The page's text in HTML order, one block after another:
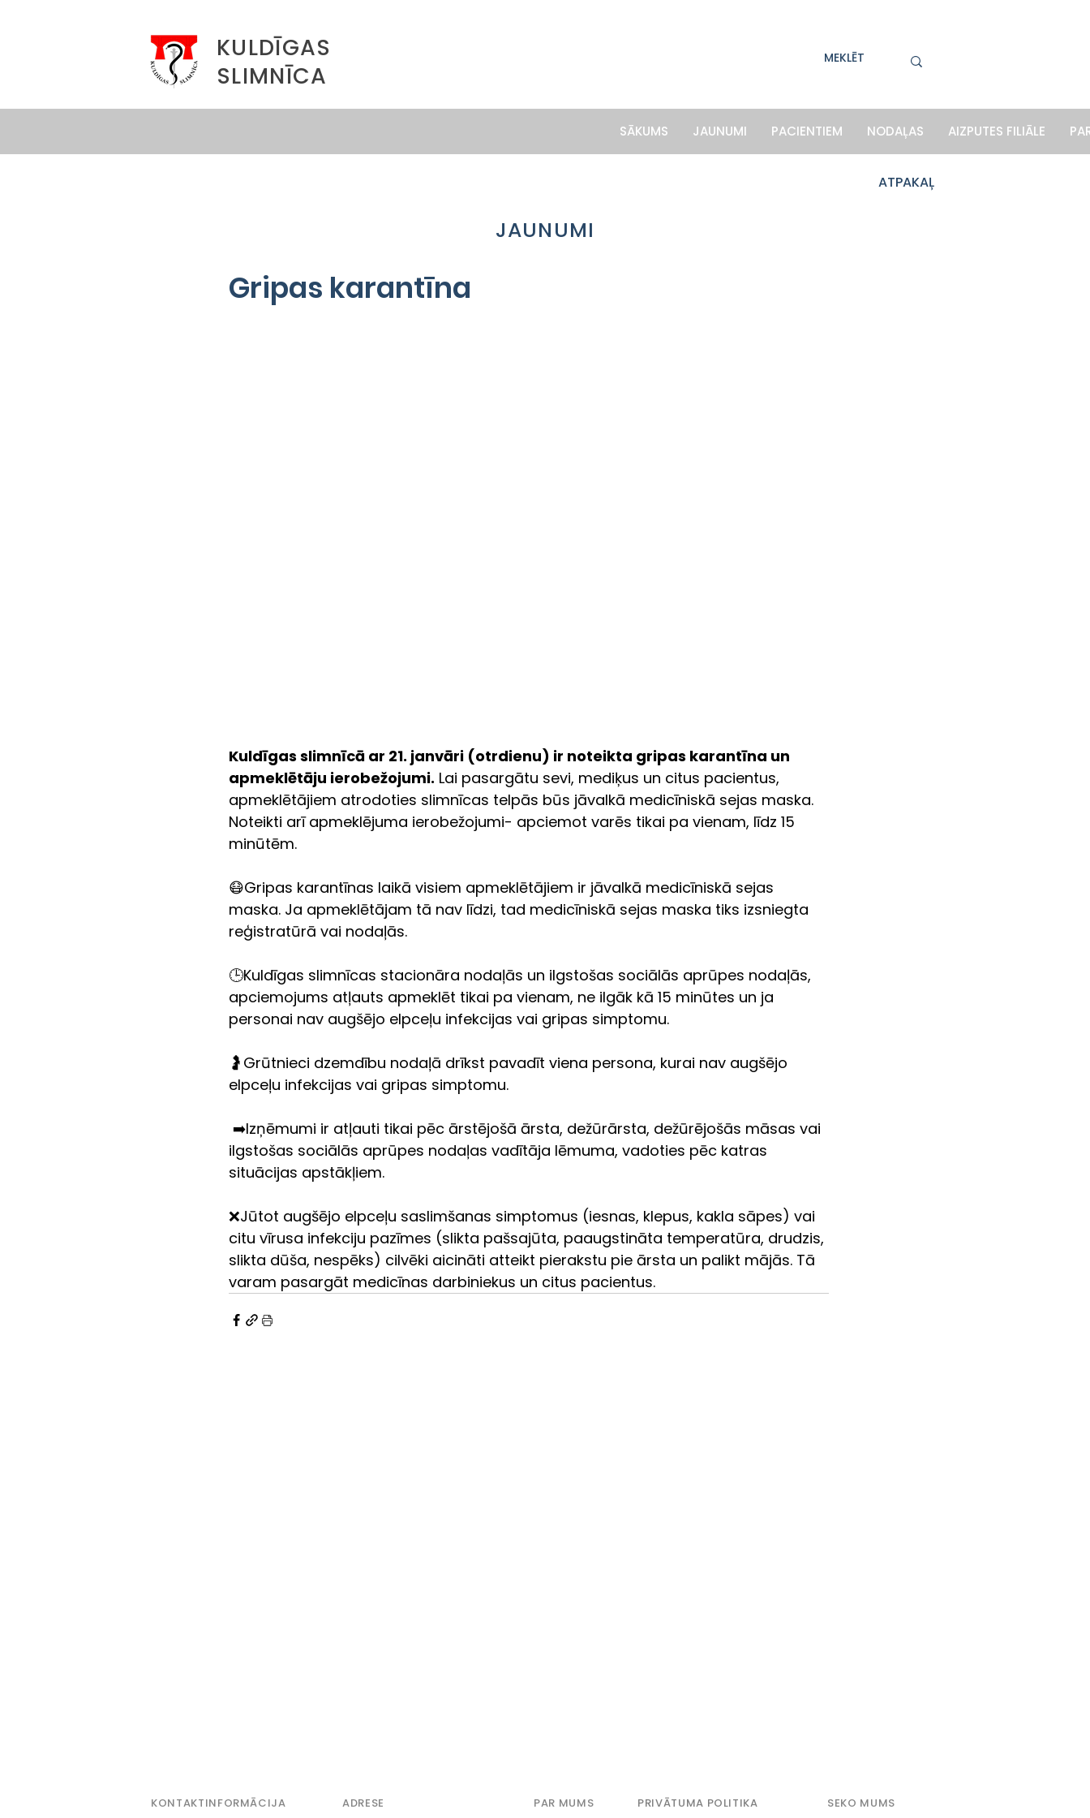
KULDĪGAS
SLIMNĪCA
SĀKUMS JAUNUMI PACIENTIEM NODAĻAS AIZPUTES FILIĀLE
ATPAKAĻ
JAUNUMI
Gripas karantīna
Kuldīgas slimnīcā ar 21. janvāri (otrdienu) ir noteikta gripas karantīna un
apmeklētāju ierobežojumi. Lai pasargātu sevi, mediķus un citus pacientus,
apmeklētājiem atrodoties slimnīcas telpās būs jāvalkā medicīniskā sejas maska.
Noteikti arī apmeklējuma ierobežojumi- apciemot varēs tikai pa vienam, līdz 15
minūtēm.
😷Gripas karantīnas laikā visiem apmeklētājiem ir jāvalkā medicīniskā sejas
maska. Ja apmeklētājam tā nav līdzi, tad medicīniskā sejas maska tiks izsniegta
reģistratūrā vai nodaļās.
🕒Kuldīgas slimnīcas stacionāra nodaļās un ilgstošas sociālās aprūpes nodaļās,
apciemojums atļauts apmeklēt tikai pa vienam, ne ilgāk kā 15 minūtes un ja
personai nav augšējo elpceļu infekcijas vai gripas simptomu.
🤰Grūtnieci dzemdību nodaļā drīkst pavadīt viena persona, kurai nav augšējo
elpceļu infekcijas vai gripas simptomu.
ilgstošas sociālās aprūpes nodaļas vadītāja lēmuma, vadoties pēc katras
situācijas apstākļiem.
❌Jūtot augšējo elpceļu saslimšanas simptomus (iesnas, klepus, kakla sāpes) vai
citu vīrusa infekciju pazīmes (slikta pašsajūta, paaugstināta temperatūra, drudzis,
slikta dūša, nespēks) cilvēki aicināti atteikt pierakstu pie ārsta un palikt mājās. Tā
varam pasargāt medicīnas darbiniekus un citus pacientus.
KONTAKTINFORMĀCIJA
ADRESE
PAR MUMS
PRIVĀTUMA POLITIKA
SEKO MUMS